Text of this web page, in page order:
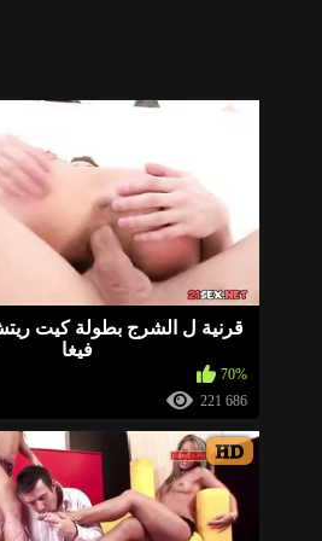
قرنية ل الشرج بطولة كيت
فيغا
70%
221 686
HD